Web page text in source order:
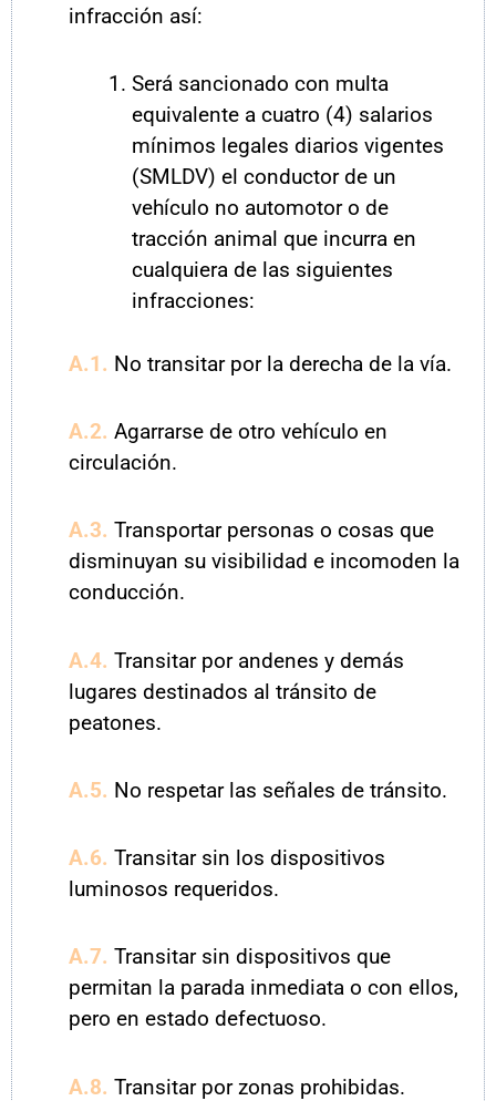
infracción así:
Será sancionado con multa
equivalente a cuatro (4) salarios
mínimos legales diarios vigentes
(SMLDV) el conductor de un
vehículo no automotor o de
tracción animal que incurra en
cualquiera de las siguientes
infracciones:
A.1. No transitar por la derecha de la vía.
A.2. Agarrarse de otro vehículo en
circulación.
A.3. Transportar personas o cosas que
disminuyan su visibilidad e incomoden la
conducción.
A.4. Transitar por andenes y demás
lugares destinados al tránsito de
peatones.
A.5. No respetar las señales de tránsito.
A.6. Transitar sin los dispositivos
luminosos requeridos.
A.7. Transitar sin dispositivos que
permitan la parada inmediata o con ellos,
pero en estado defectuoso.
A.8. Transitar por zonas prohibidas.